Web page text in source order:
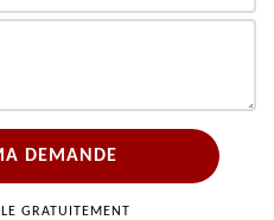
GRATUITEMENT